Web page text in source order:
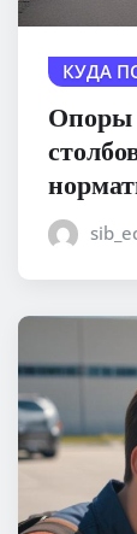
КУДА
Опоры